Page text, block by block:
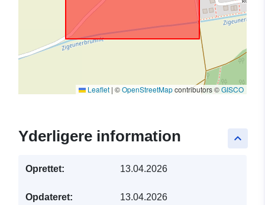
Leaflet | ©OpenStreetMapcontributors ©GISCO
keyboard_arrow_up
Yderligere information
Oprettet: 13.04.2026
Opdateret: 13.04.2026